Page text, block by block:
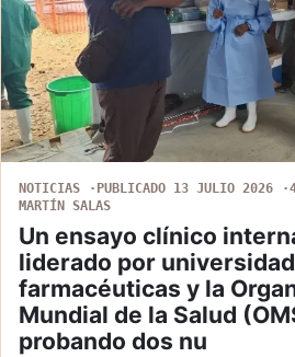
NOTICIAS PUBLICADO 13 JULIO 2026
MARTÍN SALAS
Un ensayo clínico
liderado por
farmacéuticas y la
Mundial de la Salud
probando dos nu